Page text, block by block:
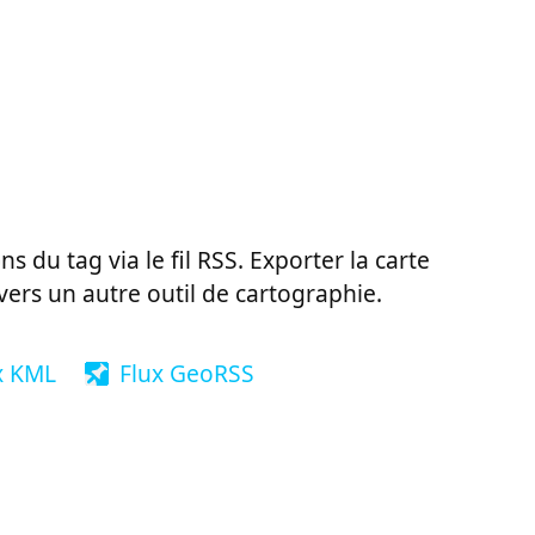
du tag via le fil RSS. Exporter la carte
un autre outil de cartographie.
KML Flux GeoRSS